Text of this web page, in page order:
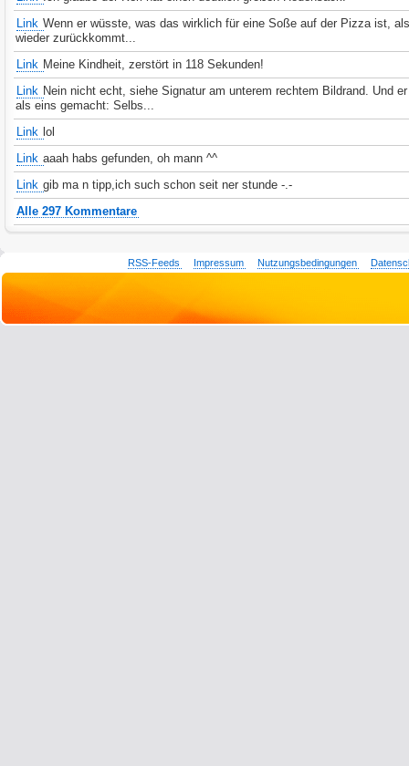
Link Wenn er wüsste, was das wirklich für eine Soße auf der Pizza ist,
wieder zurückkommt...
Link Meine Kindheit, zerstört in 118 Sekunden!
Link Nein nicht echt, siehe Signatur am unterem rechtem Bildrand. Und
als eins gemacht: Selbs...
Link lol
Link aaah habs gefunden, oh mann ^^
Link gib ma n tipp,ich such schon seit ner stunde -.-
Alle 297 Kommentare
RSS-Feeds Impressum Nutzungsbedingungen